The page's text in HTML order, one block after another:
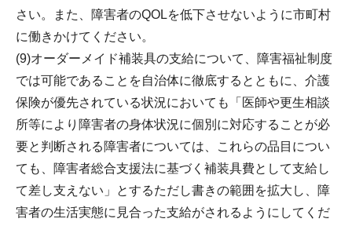
さい。また、障害者のQOLを低下させないように市町村
に働きかけてください。
(9)オーダーメイド補装具の支給について、障害福祉制度
では可能であることを自治体に徹底するとともに、介護
保険が優先されている状況においても「医師や更生相談
所等により障害者の身体状況に個別に対応することが必
要と判断される障害者については、これらの品目につい
ても、障害者総合支援法に基づく補装具費として支給し
て差し支えない」とするただし書きの範囲を拡大し、障
害者の生活実態に見合った支給がされるようにしてくだ